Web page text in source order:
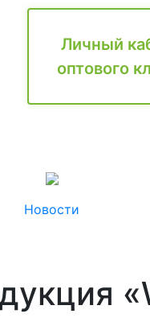
Личный
оптового
Новости